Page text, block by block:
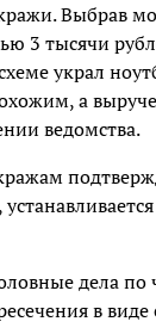
Выбрав
тысячи
украл
а
ведомства.
дела по
в